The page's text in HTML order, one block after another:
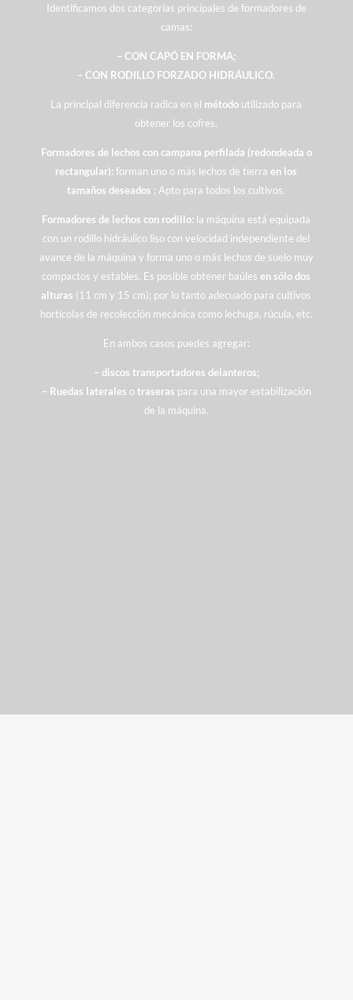
Identificamos dos categorías principales de formadores de
camas:
– CON CAPÓ EN FORMA;
– CON RODILLO FORZADO HIDRÁULICO.
La principal diferencia radica en el método utilizado para
obtener los cofres.
Formadores de lechos con campana perfilada (redondeada o
rectangular): forman uno o más lechos de tierraen los
tamaños deseados ; Apto para todos los cultivos.
Formadores de lechos con rodillo: la máquina está equipada
con un rodillo hidráulico liso con velocidad independiente del
avance de la máquina y forma uno o más lechos de suelo muy
compactos y estables. Es posible obtener baúlesen sólo dos
alturas (11 cm y 15 cm); por lo tanto adecuado para cultivos
hortícolas de recolección mecánica como lechuga, rúcula, etc.
En ambos casos puedes agregar:
– discos transportadores delanteros;
– Ruedas laterales otraseras para una mayor estabilización
de la máquina.